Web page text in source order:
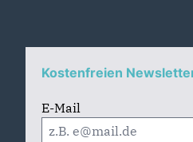
Kostenfreien
E-Mail